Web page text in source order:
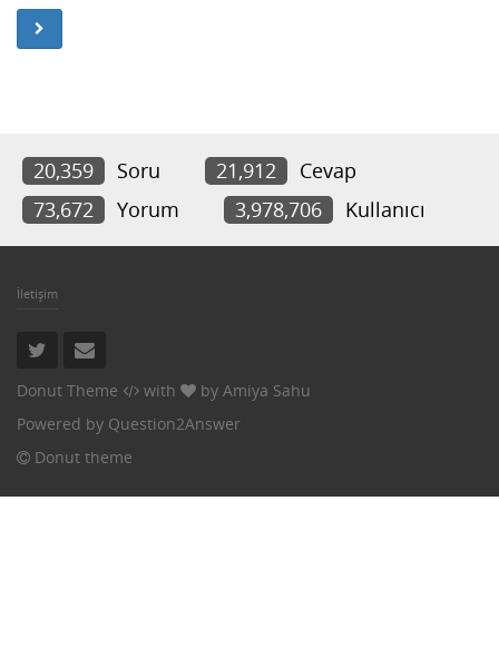
20,359 Soru 21,912
Cevap
73,672
Yorum 3,978,706 Kullanıcı
İletişim
Donut Theme with by Amiya Sahu
Powered by Question2Answer
Donut theme